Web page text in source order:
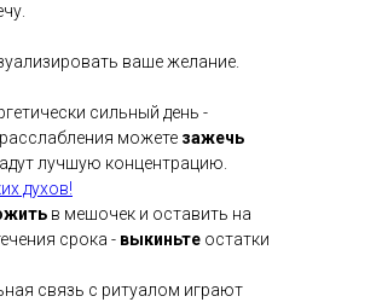
ваше желание.
сильный день -
можете зажечь
лучшую концентрацию.
духов!
в мешочек и оставить на
срока - выкиньте остатки
связь с ритуалом играют